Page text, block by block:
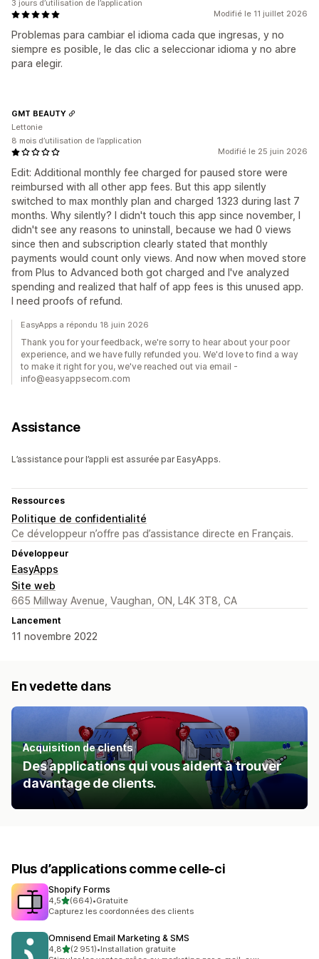
Modifié le 11 juillet 2026
Problemas para cambiar el idioma cada que ingresas, y no
siempre es posible, le das clic a seleccionar idioma y no abre
para elegir.
3 jours d’utilisation de l’application
Modifié le 25 juin 2026
Edit: Additional monthly fee charged for paused store were
reimbursed with all other app fees. But this app silently
switched to max monthly plan and charged 1323 during last 7
months. Why silently? I didn't touch this app since november, I
didn't see any reasons to uninstall, because we had 0 views
since then and subscription clearly stated that monthly
payments would count only views. And now when moved store
from Plus to Advanced both got charged and I've analyzed
spending and realized that half of app fees is this unused app.
I need proofs of refund.
GMT BEAUTY
Lettonie
8 mois d’utilisation de l’application
EasyApps a répondu 18 juin 2026
Thank you for your feedback, we're sorry to hear about your poor
experience, and we have fully refunded you. We'd love to find a way
to make it right for you, we've reached out via email -
info@easyappsecom.com
Assistance
L’assistance pour l’appli est assurée par EasyApps.
Ressources
Politique de confidentialité
Ce développeur n’offre pas d’assistance directe en Français.
Développeur
EasyApps
Site web
665 Millway Avenue, Vaughan, ON, L4K 3T8, CA
Lancement
11 novembre 2022
En vedette dans
Acquisition de clients
Des applications qui vous aident à trouver
davantage de clients.
Plus d’applications comme celle-ci
Shopify Forms
4,5étoile(s) sur 5
(664)
664 avis au total
•Gratuite
Capturez les coordonnées des clients
Omnisend Email Marketing & SMS
4,8étoile(s) sur 5
(2 951)
2951 avis au total
•Installation gratuite